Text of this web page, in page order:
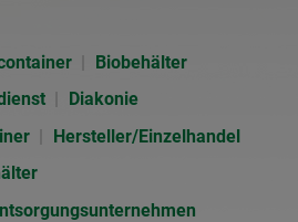
Biobehälter
Diakonie
Hersteller/Einzelhandel